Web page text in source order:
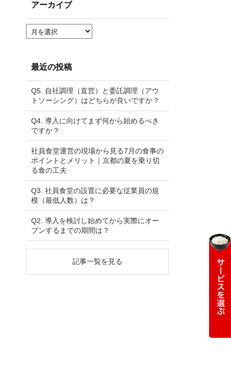
アーカイブ
ア
ー
ブ
最近の投稿
Q5. 自社調理（直営）と委託調理（アウ
トソーシング）はどちらが良いですか？
Q4. 導入に向けてまず何から始めるべき
ですか？
社員食堂運営の現場から見る7月の食事の
ポイントとメリット｜京都の夏を乗り切
る食の工夫
Q3. 社員食堂の設置に必要な従業員の規
模（最低人数）は？
Q2. 導入を検討し始めてから実際にオー
プンするまでの期間は？
記事一覧を見る